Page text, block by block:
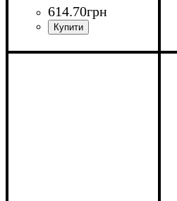
614.70грн